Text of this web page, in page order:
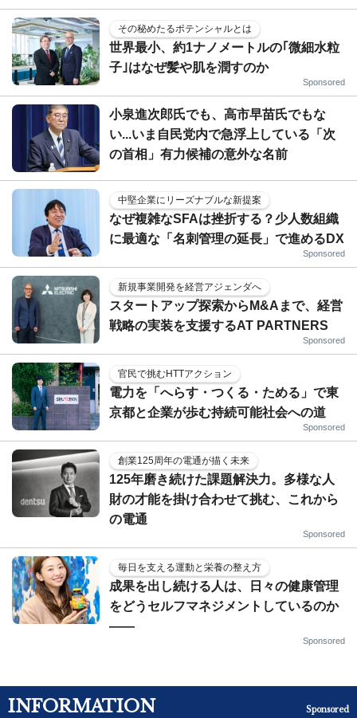
その秘めたるポテンシャルとは
世界最小、約1ナノメートルの｢微細水粒
子｣はなぜ髪や肌を潤すのか
Sponsored
小泉進次郎氏でも、高市早苗氏でもな
い...いま自民党内で急浮上している「次
の首相」有力候補の意外な名前
中堅企業にリーズナブルな新提案
なぜ複雑なSFAは挫折する？少人数組織
に最適な「名刺管理の延長」で進めるDX
Sponsored
新規事業開発を経営アジェンダへ
スタートアップ探索からM&Aまで、経営
戦略の実装を支援するAT PARTNERS
Sponsored
官民で挑むHTTアクション
電力を「へらす・つくる・ためる」で東
京都と企業が歩む持続可能社会への道
Sponsored
創業125周年の電通が描く未来
125年磨き続けた課題解決力。多様な人
財の才能を掛け合わせて挑む、これから
の電通
Sponsored
毎日を支える運動と栄養の整え方
成果を出し続ける人は、日々の健康管理
をどうセルフマネジメントしているのか
——
Sponsored
INFORMATION Sponsored